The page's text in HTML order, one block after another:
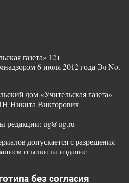
газета» 12+
6 июля 2012 года Эл No.
дом «Учительская газета»
Никита Викторович
редакции: ug@ug.ru
допускается с разрешения
ссылки на издание
без согласия